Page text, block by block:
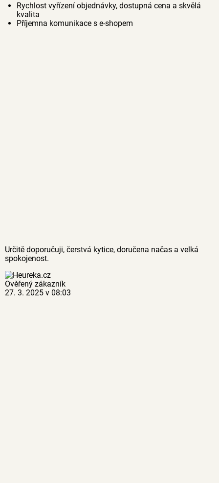
Rychlost vyřízení objednávky, dostupná cena a skvělá
kvalita
Příjemna komunikace s e-shopem
Určitě doporučuji, čerstvá kytice, doručena načas a velká
spokojenost.
Ověřený zákazník
27. 3. 2025 v 08:03